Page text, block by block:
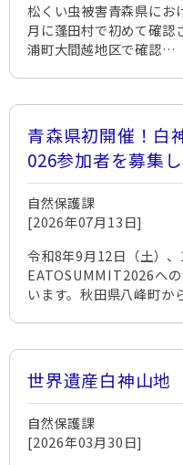
松くい虫被害青森県にお
月に蓬田村で初めて確認
浦町大間越地区で確認…
青森県初開催！白
026参加者を募集
自然保護課
[2026年07月13日]
令和8年9月12日（土）
EATOSUMMIT2026へ
います。秋田県八峰町か
世界遺産白神山地
自然保護課
[2026年03月30日]